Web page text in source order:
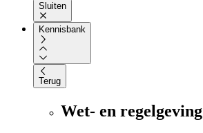
Sluiten
Kennisbank
Terug
Wet- en regelgeving